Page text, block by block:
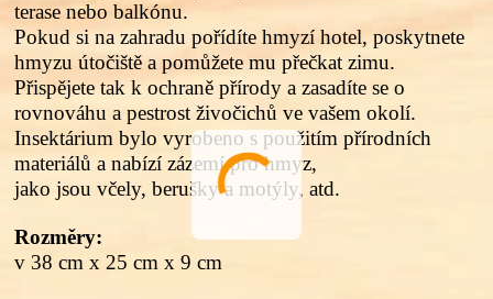
terase nebo balkónu.
Pokud si na zahradu pořídíte hmyzí hotel, poskytnete
hmyzu útočiště a pomůžete mu přečkat zimu.
Přispějete tak k ochraně přírody a zasadíte se o
rovnováhu a pestrost živočichů ve vašem okolí.
Insektárium bylo vyrobeno s použitím přírodních
materiálů a nabízí zázemí pro hmyz,
jako jsou včely, berušky a motýly, atd.
Rozměry:
v 38 cm x 25 cm x 9 cm